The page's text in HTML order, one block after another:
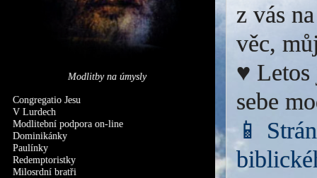
Modlitby na úmysly
Congregatio Jesu
V Lurdech
Modlitební podpora on-line
Dominikánky
Paulínky
Redemptoristky
Milosrdní bratři
z vás
věc,
♥ Letos
sebe
📱